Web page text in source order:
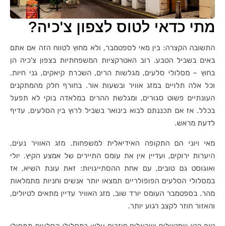
מתי כדאי לטוס לצפון צ'כיה?
התשובה הקצרה: בין מאי לספטמבר, ולא מחוץ לטווח הזה אם אתם
באים בשביל הטבע. רוב האטרקציות המשפחתיות בצפון צ'כיה הן
בחוץ – מסלולי סלעים, מגלשות הרים, השכרת קיאקים, גני חיות.
וכל אלה תלויים במזג אוויר ובשעות אור. בחורף חלק מהמתקנים
העונתיים פשוט סגורים, ומגלשת ההרים במלאדה בוקי לא תפעל
בכלל. אז אם תכננתם לבוא בינואר בשביל לרוץ בין הסלעים, עדיף
לדעת מראש.
מאי ויוני הם התקופה האידיאלית למשפחות. מזג האוויר נעים,
היערות ירוקים, ועדיין אין את עומס התיירים של אמצע הקיץ. יולי
ואוגוסט גם טובים, עם אחת ההסתייגויות: זאת עונת השיא, אז
במסלולי הסלעים הפופולריים תמצאו יותר אנשים וחניות מתמלאות
מהר. בספטמבר העומס יורד שוב, מזג האוויר עדיין מתאים לטיולים,
והאזור חוזר לקצב רגוע יותר.